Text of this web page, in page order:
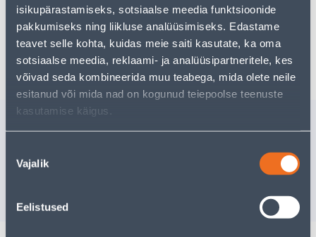
isikupärastamiseks, sotsiaalse meedia funktsioonide
pakkumiseks ning liikluse analüüsimiseks. Edastame
teavet selle kohta, kuidas meie saiti kasutate, ka oma
sotsiaalse meedia, reklaami- ja analüüsipartneritele, kes
võivad seda kombineerida muu teabega, mida olete neile
esitanud või mida nad on kogunud teiepoolse teenuste
kasutamise käigus.
valik
Vajalik
Eelistused
Tarne pole võimalik
Sarnased tooted
17W/M
90.54 €
sisselogitud